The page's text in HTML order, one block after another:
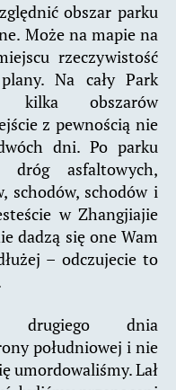
obszar parku
Może na mapie na
rzeczywistość
Na cały Park
kilka obszarów
z pewnością nie
dni. Po parku
asfaltowych,
schodów, schodów i
w Zhangjiajie
dadzą się one Wam
– odczujecie to
drugiego dnia
południowej i nie
umordowaliśmy. Lał